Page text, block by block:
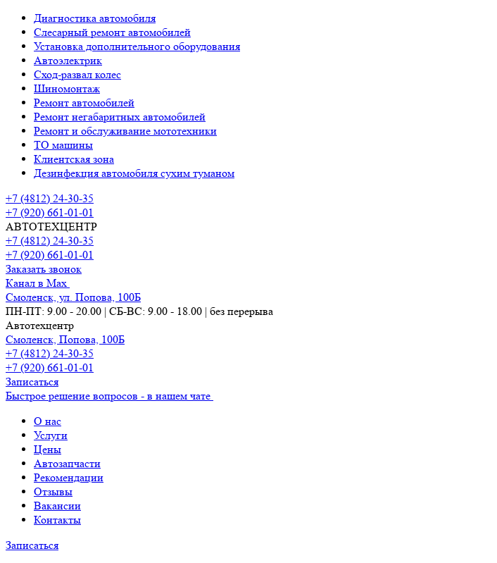
Диагностика автомобиля
Слесарный ремонт автомобилей
Установка дополнительного оборудования
Автоэлектрик
Сход-развал колес
Шиномонтаж
Ремонт автомобилей
Ремонт негабаритных автомобилей
Ремонт и обслуживание мототехники
ТО машины
Клиентская зона
Дезинфекция автомобиля сухим туманом
+7 (4812) 24-30-35
+7 (920) 661-01-01
АВТОТЕХЦЕНТР
+7 (4812) 24-30-35
+7 (920) 661-01-01
Заказать звонок
Канал в Max
Смоленск, ул. Попова, 100Б
ПН-ПТ: 9.00 - 20.00 | СБ-ВС: 9.00 - 18.00 | без перерыва
Автотехцентр
Смоленск, Попова, 100Б
+7 (4812) 24-30-35
+7 (920) 661-01-01
Записаться
Быстрое решение вопросов - в нашем чате
О нас
Услуги
Цены
Автозапчасти
Рекомендации
Отзывы
Вакансии
Контакты
Записаться